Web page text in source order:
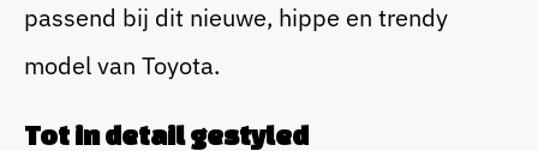
passend bij dit nieuwe, hippe en trendy
model van Toyota.
Tot in detail gestyled